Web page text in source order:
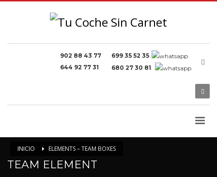
902 88 43 77
644 92 77 31
699 35 52 35
680 27 30 81
INICIO ELEMENTS – TEAM BOXES
TEAM ELEMENT